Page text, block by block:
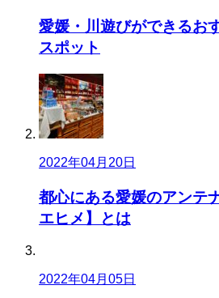
愛媛・川遊びができるお
スポット
2022年04月20日
都心にある愛媛のアンテ
エヒメ】とは
2022年04月05日